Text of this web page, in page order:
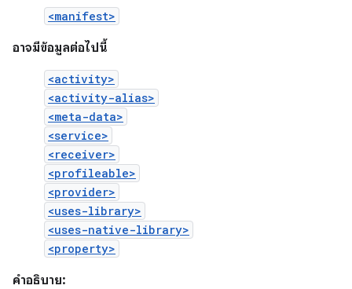
<manifest>
อาจมีข้อมูลต่อไปนี้
<activity>
<activity-alias>
<meta-data>
<service>
<receiver>
<profileable>
<provider>
<uses-library>
<uses-native-library>
<property>
คำอธิบาย: